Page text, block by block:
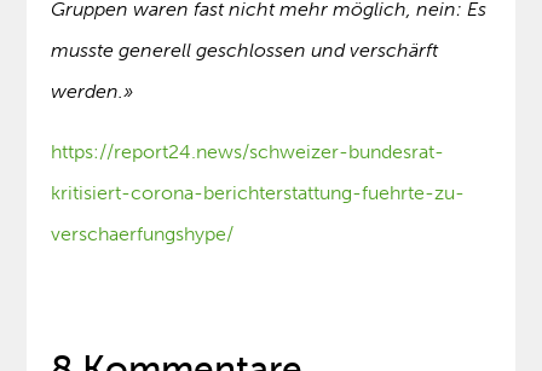
Gruppen waren fast nicht mehr möglich, nein: Es
musste generell geschlossen und verschärft
werden.»
https://report24.news/schweizer-bundesrat-
kritisiert-corona-berichterstattung-fuehrte-zu-
verschaerfungshype/